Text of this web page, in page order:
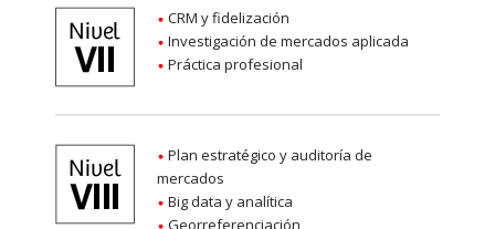
CRM y fidelización
Investigación de mercados aplicada
Práctica profesional
Plan estratégico y auditoría de
mercados
Big data y analítica
Georreferenciación